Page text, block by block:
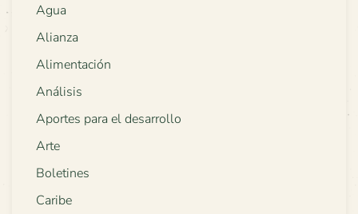
Agua
Alianza
Alimentación
Análisis
Aportes para el desarrollo
Arte
Boletines
Caribe